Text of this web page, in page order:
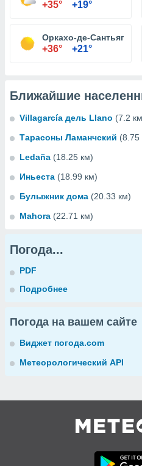
+35° +19°
Оркахо-де-Сантьяго
+36° +21°
Ближайшие
Villagarcía дель Llano (7.2
Тарасоны Ламанчский (8.75
Ledaña (18.25 км)
Иньеста (18.99 км)
Булыжник дома (20.33 км)
Mahora (22.71 км)
Погода...
PDF
Подробнее
Погода на вашем сайте
Виджет погода.com
Метеорологический API